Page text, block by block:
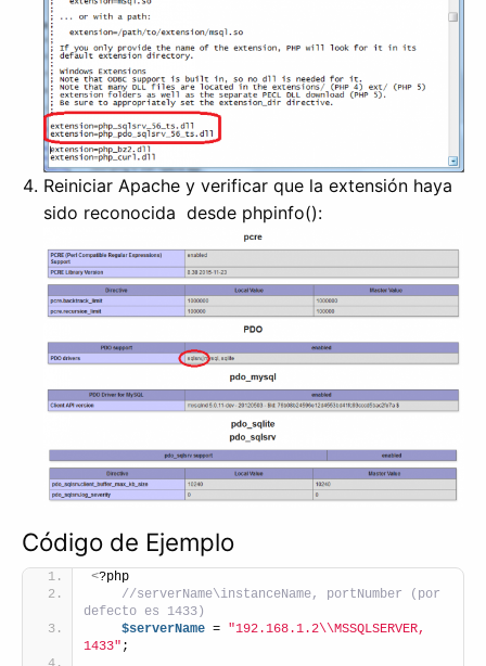
Reiniciar Apache y verificar que la extensión haya
sido reconocida desde phpinfo():
Código de Ejemplo
<?php
//serverName\instanceName, portNumber (por
defecto es 1433)
$serverName = "192.168.1.2\\MSSQLSERVER,
1433" ;